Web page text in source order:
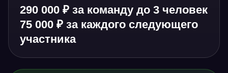
290 000 ₽ за команду до 3 человек
75 000 ₽ за каждого следующего
участника